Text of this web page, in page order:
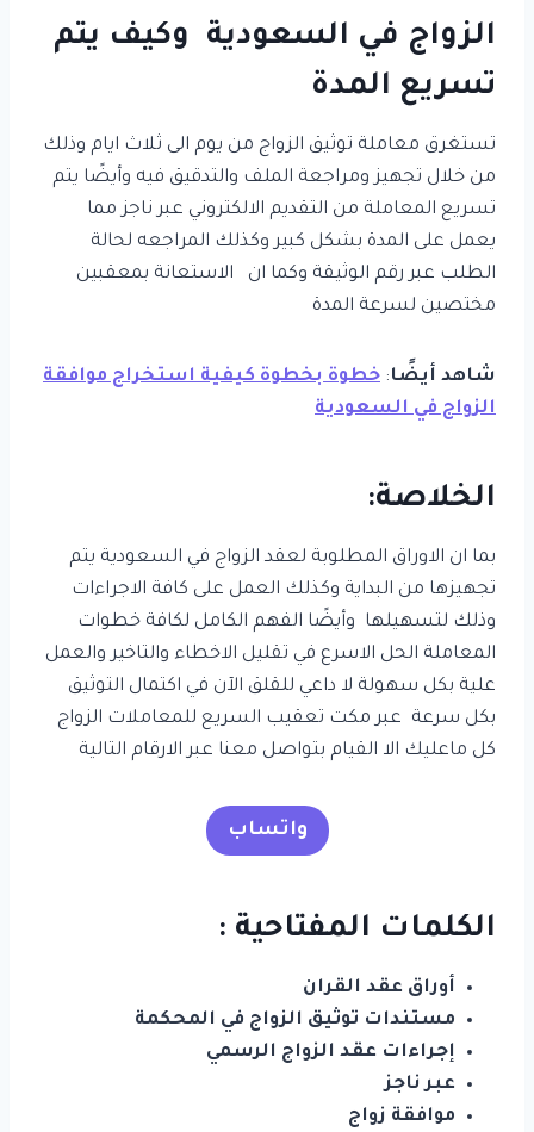
الزواج في السعودية وكيف يتم
تسريع المدة
تستغرق معاملة توثيق الزواج من يوم الى ثلاث ايام وذلك
من خلال تجهيز ومراجعة الملف والتدقيق فيه وأيضًا يتم
تسريع المعاملة من التقديم الالكتروني عبر ناجز مما
يعمل على المدة بشكل كبير وكذلك المراجعه لحالة
الطلب عبر رقم الوثيقة وكما ان الاستعانة بمعقبين
مختصين لسرعة المدة
شاهد أيضًا: خطوة بخطوة كيفية استخراج موافقة
الزواج في السعودية
الخلاصة:
بما ان الاوراق المطلوبة لعقد الزواج في السعودية يتم
تجهيزها من البداية وكذلك العمل على كافة الاجراءات
وذلك لتسهيلها وأيضًا الفهم الكامل لكافة خطوات
المعاملة الحل الاسرع في تقليل الاخطاء والتاخير والعمل
علية بكل سهولة لا داعي للقلق الآن في اكتمال التوثيق
بكل سرعة عبر مكت تعقيب السريع للمعاملات الزواج
كل ماعليك الا القيام بتواصل معنا عبر الارقام التالية
واتساب
الكلمات المفتاحية :
أوراق عقد القران
مستندات توثيق الزواج في المحكمة
إجراءات عقد الزواج الرسمي
عبر ناجز
موافقة زواج